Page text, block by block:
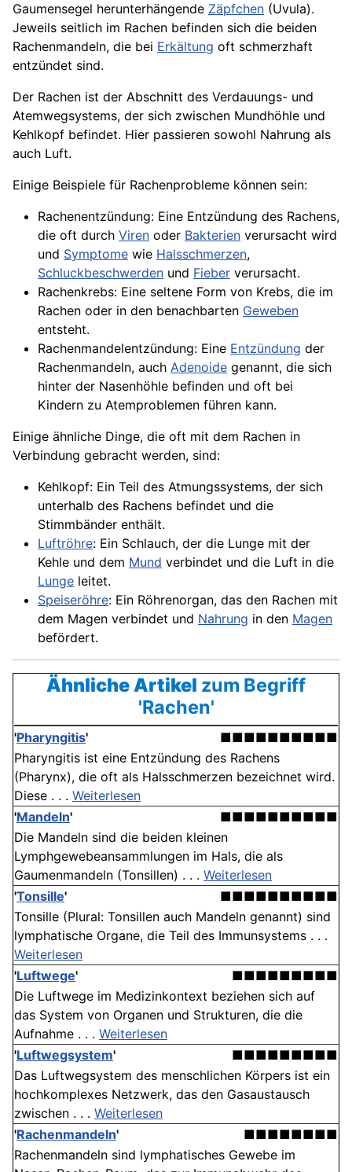
Gaumensegel herunterhängende Zäpfchen (Uvula).
Jeweils seitlich im Rachen befinden sich die beiden
Rachenmandeln, die bei Erkältung oft schmerzhaft
entzündet sind.
Der Rachen ist der Abschnitt des Verdauungs- und
Atemwegsystems, der sich zwischen Mundhöhle und
Kehlkopf befindet. Hier passieren sowohl Nahrung als
auch Luft.
Einige Beispiele für Rachenprobleme können sein:
Rachenentzündung: Eine Entzündung des Rachens,
die oft durch Viren oder Bakterien verursacht wird
und Symptome wie Halsschmerzen,
Schluckbeschwerden und Fieber verursacht.
Rachenkrebs: Eine seltene Form von Krebs, die im
Rachen oder in den benachbarten Geweben
entsteht.
Rachenmandelentzündung: Eine Entzündung der
Rachenmandeln, auch Adenoide genannt, die sich
hinter der Nasenhöhle befinden und oft bei
Kindern zu Atemproblemen führen kann.
Einige ähnliche Dinge, die oft mit dem Rachen in
Verbindung gebracht werden, sind:
Kehlkopf: Ein Teil des Atmungssystems, der sich
unterhalb des Rachens befindet und die
Stimmbänder enthält.
Luftröhre: Ein Schlauch, der die Lunge mit der
Kehle und dem Mund verbindet und die Luft in die
Lunge leitet.
Speiseröhre: Ein Röhrenorgan, das den Rachen mit
dem Magen verbindet und Nahrung in den Magen
befördert.
Ähnliche Artikel zum Begriff
'Rachen'
'Pharyngitis'
■■■■■■■■■■
Pharyngitis ist eine Entzündung des Rachens
(Pharynx), die oft als Halsschmerzen bezeichnet wird.
Diese . . . Weiterlesen
'Mandeln'
■■■■■■■■■■
Die Mandeln sind die beiden kleinen
Lymphgewebeansammlungen im Hals, die als
Gaumenmandeln (Tonsillen) . . . Weiterlesen
'Tonsille'
■■■■■■■■■■
Tonsille (Plural: Tonsillen auch Mandeln genannt) sind
lymphatische Organe, die Teil des Immunsystems . . .
Weiterlesen
'Luftwege'
■■■■■■■■■
Die Luftwege im Medizinkontext beziehen sich auf
das System von Organen und Strukturen, die die
Aufnahme . . . Weiterlesen
'Luftwegsystem'
■■■■■■■■■
Das Luftwegsystem des menschlichen Körpers ist ein
hochkomplexes Netzwerk, das den Gasaustausch
zwischen . . . Weiterlesen
'Rachenmandeln'
■■■■■■■■
Rachenmandeln sind lymphatisches Gewebe im